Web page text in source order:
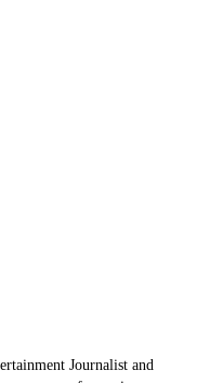
Journalist and